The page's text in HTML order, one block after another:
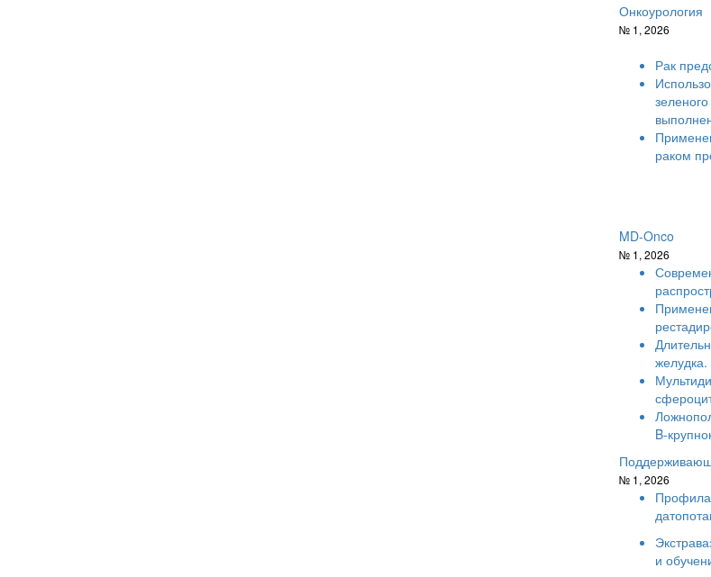
Онкоурология
№ 1, 2026
Рак
раком
MD-Onco
№ 1, 2026
желудка.
B-
№ 1, 2026
и